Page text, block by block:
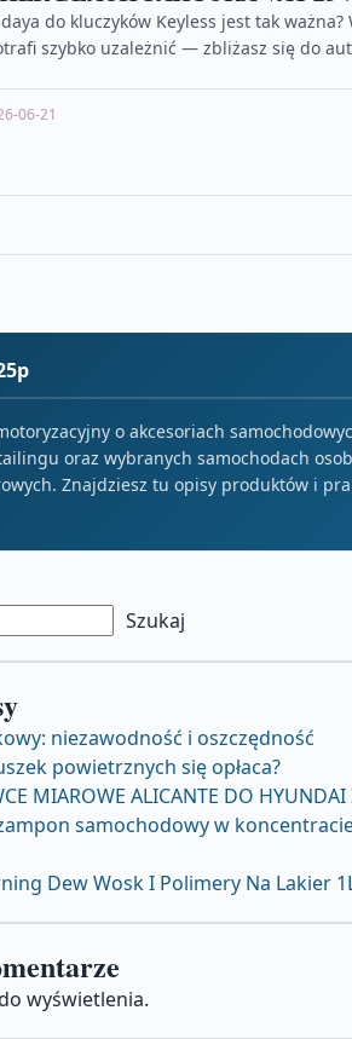
do kluczyków Keyless jest tak ważna?
szybko uzależnić — zbliżasz się do
06-21
o akcesoriach
oraz wybranych samochodach
Znajdziesz tu opisy produktów i
Szukaj
niezawodność i oszczędność
powietrznych się opłaca?
MIAROWE ALICANTE DO
samochodowy w
Dew Wosk I Polimery Na Lakier
wyświetlenia.